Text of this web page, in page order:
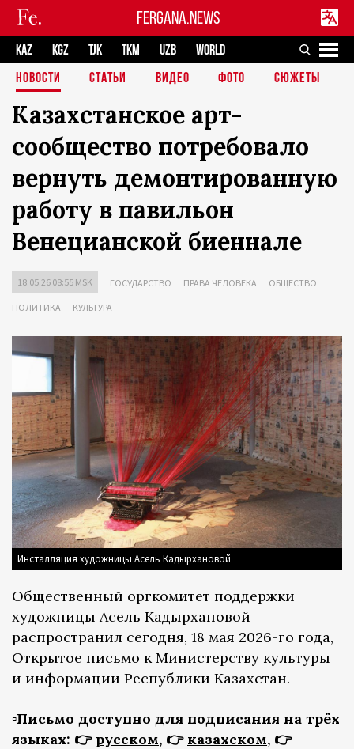
FERGANA.NEWS
KAZ KGZ TJK TKM UZB
WORLD
НОВОСТИ
СТАТЬИ ВИДЕО ФОТО СЮЖЕТЫ
Казахстанское арт-
сообщество потребовало
вернуть демонтированную
работу в павильон
Венецианской биеннале
18.05.26 08:55 MSK ГОСУДАРСТВО ПРАВА ЧЕЛОВЕКА ОБЩЕСТВО
ПОЛИТИКА КУЛЬТУРА
Инсталляция художницы Асель Кадырхановой
Общественный оргкомитет поддержки
художницы Асель Кадырхановой
распространил сегодня, 18 мая 2026-го года,
Открытое письмо к Министерству культуры
и информации Республики Казахстан.
▫️Письмо доступно для подписания на трёх
языках: 👉 русском, 👉 казахском, 👉